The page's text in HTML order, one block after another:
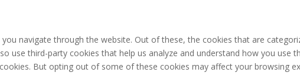
navigate through the website. Out of these, the cookies that are
use third-party cookies that help us analyze and understand how you use
But opting out of some of these cookies may affect your browsing